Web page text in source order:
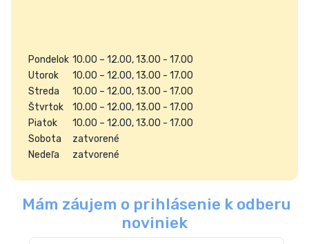
Pondelok 10.00 – 12.00, 13.00 - 17.00
Utorok
10.00 – 12.00, 13.00 - 17.00
Streda
10.00 – 12.00, 13.00 - 17.00
Štvrtok
10.00 – 12.00, 13.00 - 17.00
Piatok
10.00 – 12.00, 13.00 - 17.00
Sobota
zatvorené
Nedeľa
zatvorené
Mám záujem o prihlásenie k odberu
noviniek